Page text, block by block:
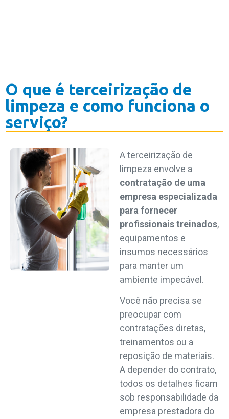
O que é terceirização de
limpeza e como funciona o
serviço?
A terceirização de
limpeza envolve a
contratação de uma
empresa especializada
para fornecer
profissionais treinados,
equipamentos e
insumos necessários
para manter um
ambiente impecável.
Você não precisa se
preocupar com
contratações diretas,
treinamentos ou a
reposição de materiais.
A depender do contrato,
todos os detalhes ficam
sob responsabilidade da
empresa prestadora do